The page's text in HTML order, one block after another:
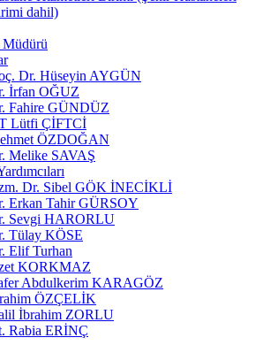
dahil)
Müdürü
Dr. Hüseyin AYGÜN
İrfan OĞUZ
Fahire GÜNDÜZ
Lütfi ÇİFTCİ
ÖZDOĞAN
Melike SAVAŞ
Dr. Sibel GÖK İNECİKLİ
Erkan Tahir GÜRSOY
Sevgi HARORLU
Tülay KÖSE
Elif Turhan
KORKMAZ
Abdulkerim KARAGÖZ
ÖZÇELİK
İbrahim ZORLU
Rabia ERİNÇ